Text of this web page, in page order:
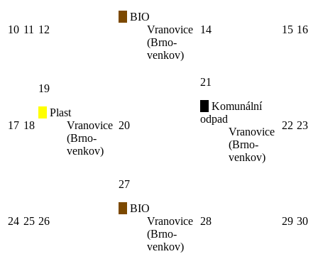
10 11 12
BIO
Vranovice
(Brno-
venkov)
14 15 16
17 18
19
Plast
Vranovice
(Brno-
venkov)
20
21
Komunální
odpad
Vranovice
(Brno-
venkov)
22 23
24 25 26
27
BIO
Vranovice
(Brno-
venkov)
28 29 30